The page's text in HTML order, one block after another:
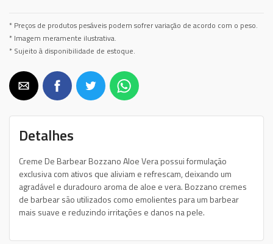
* Preços de produtos pesáveis podem sofrer variação de acordo com o peso.
* Imagem meramente ilustrativa.
* Sujeito à disponibilidade de estoque.
Detalhes
Creme De Barbear Bozzano Aloe Vera possui formulação
exclusiva com ativos que aliviam e refrescam, deixando um
agradável e duradouro aroma de aloe e vera. Bozzano cremes
de barbear são utilizados como emolientes para um barbear
mais suave e reduzindo irritações e danos na pele.